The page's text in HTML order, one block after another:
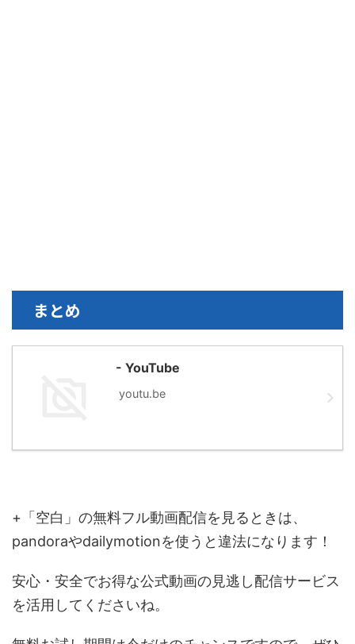
まとめ
- YouTube
youtu.be
+「空白」の無料フル動画配信を見るときは、
pandoraやdailymotionを使うと違法になります！
安心・安全でお得な公式動画の見逃し配信サービス
を活用してくださいね。